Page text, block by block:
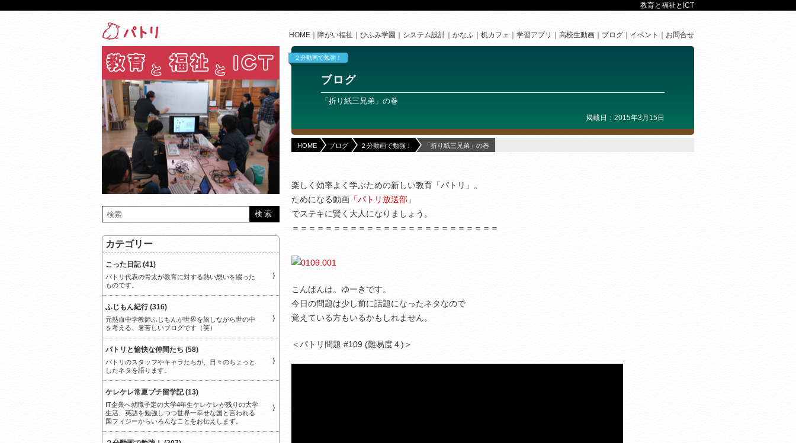
教育と福祉とICT
HOME 障がい福祉 ひふみ学園 システム設計 かなふ 机カフェ 学習アプリ 高校生動画 ブログ イベント お問合せ
２分動画で勉強！
ブログ
「折り紙三兄弟」の巻
掲載日：2015年3月15日
HOME ブログ ２分動画で勉強！ 「折り紙三兄弟」の巻
楽しく効率よく学ぶための新しい教育「パトリ」。
ためになる動画 「パトリ放送部」
でステキに賢く大人になりましょう。
＝＝＝＝＝＝＝＝＝＝＝＝＝＝＝＝＝＝＝＝＝＝＝＝＝
こんばんは。ゆーきです。
今日の問題は少し前に話題になったネタなので
覚えている方もいるかもしれません。
＜パトリ問題 #109 (難易度４)＞
カテゴリー
こった日記 (41)
パトリ代表の骨太が教育に対する熱い想いを綴った
ものです。
ふじもん紀行 (316)
元熱血中学教師ふじもんが世界を旅しながら世の中
を考える、暑苦しいブログです（笑）
パトリと愉快な仲間たち (58)
パトリのスタッフやキャラたちが、日々のちょっと
したネタを語ります。
ケレケレ常夏プチ留学記 (13)
IT企業へ就職予定の大学4年生ケレケレが残りの大学
生活、英語を勉強しつつ世界一幸せな国と言われる
国フィジーからいろんなことをお伝えします。